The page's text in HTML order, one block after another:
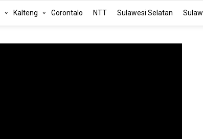
Kalteng Gorontalo NTT Sulawesi Selatan